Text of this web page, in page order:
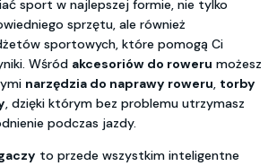
sport w najlepszej formie, nie tylko
sprzętu, ale również
sportowych, które pomogą Ci
Wśród akcesoriów do roweru możesz
narzędzia do naprawy roweru, torby
, dzięki którym bez problemu utrzymasz
podczas jazdy.
to przede wszystkim inteligentne